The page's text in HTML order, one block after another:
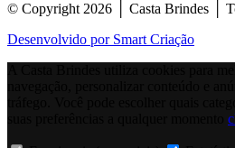
© Copyright 2026 │ Casta Brindes │
Desenvolvido por Smart Criação